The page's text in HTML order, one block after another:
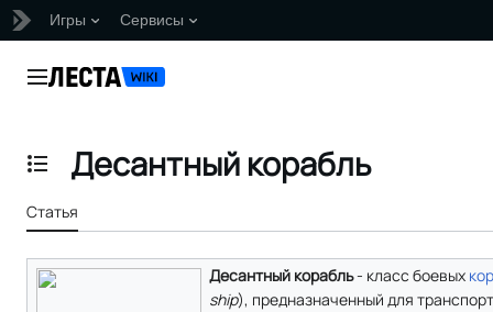
Игры Сервисы
Главное меню
Отобразить/Скрыть содержание
Десантный корабль
Статья
Десантный корабль- класс боевых
ship), предназначенный для